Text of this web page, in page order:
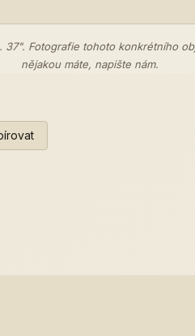
37". Fotografie tohoto konkrétního
nějakou máte, napište nám.